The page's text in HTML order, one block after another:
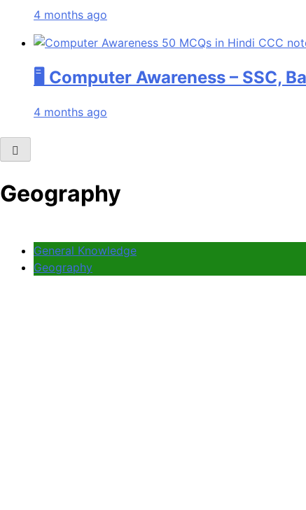
4 months ago
🖥️ Computer Awareness – SSC,
4 months ago
Geography
General Knowledge
Geography